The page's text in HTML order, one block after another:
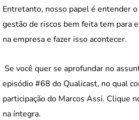
Entretanto, nosso papel é entender
gestão de riscos bem feita tem para
na empresa e fazer isso acontecer.
Se você quer se aprofundar no
episódio #68 do Qualicast, no qual
participação do Marcos Assi. Clique
na íntegra.